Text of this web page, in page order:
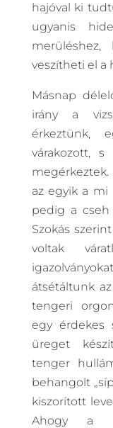
hajóval ki
ugyanis
veszítheti el a
Másnap
irány a
érkeztünk,
várakozott, s
az egyik a mi
pedig a cseh
Szokás
voltak
átsétáltunk
tengeri
egy érdekes
üreget
tenger
behangolt
kiszorított
Ahogy a